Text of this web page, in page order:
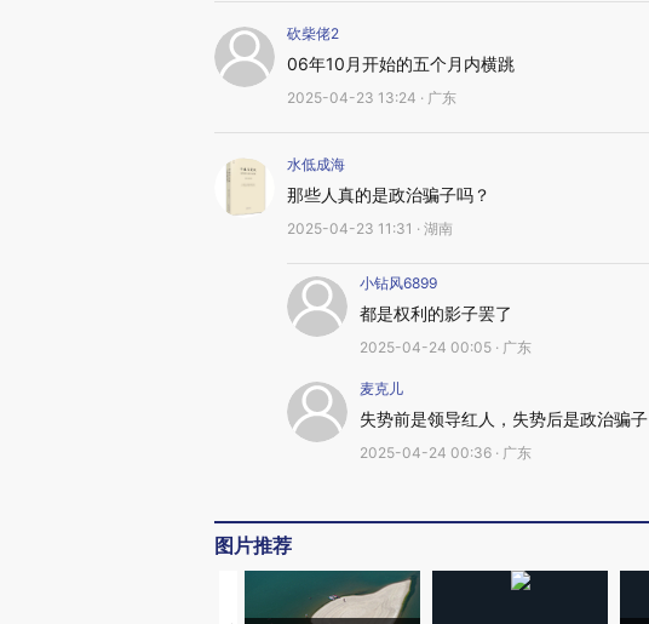
砍柴佬2
06年10月开始的五个月内横跳
2025-04-23 13:24 · 广东
水低成海
那些人真的是政治骗子吗？
2025-04-23 11:31 · 湖南
小钻风6899
都是权利的影子罢了
2025-04-24 00:05 · 广东
麦克儿
失势前是领导红人，失势后是政治骗子
2025-04-24 00:36 · 广东
图片推荐